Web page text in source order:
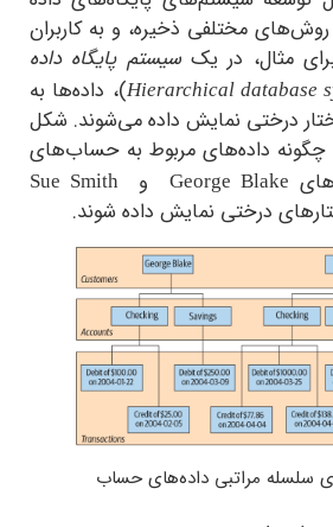
مختلفی ذخیره، و به کاربران
در یک سیستم پایگاه داده
Hierarchical)، داده‌ها به
نمایش داده می‌شوند. شکل
مربوط به حساب‌های
George و Sue Smith
نمایش داده شوند.
داده‌های حساب